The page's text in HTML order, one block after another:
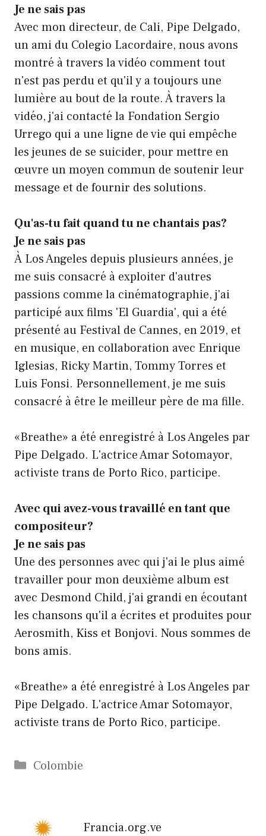
Je ne sais pas
Avec mon directeur, de Cali, Pipe Delgado,
un ami du Colegio Lacordaire, nous avons
montré à travers la vidéo comment tout
n'est pas perdu et qu'il y a toujours une
lumière au bout de la route. À travers la
vidéo, j'ai contacté la Fondation Sergio
Urrego qui a une ligne de vie qui empêche
les jeunes de se suicider, pour mettre en
œuvre un moyen commun de soutenir leur
message et de fournir des solutions.
Qu'as-tu fait quand tu ne chantais pas?
Je ne sais pas
À Los Angeles depuis plusieurs années, je
me suis consacré à exploiter d'autres
passions comme la cinématographie, j'ai
participé aux films 'El Guardia', qui a été
présenté au Festival de Cannes, en 2019, et
en musique, en collaboration avec Enrique
Iglesias, Ricky Martin, Tommy Torres et
Luis Fonsi. Personnellement, je me suis
consacré à être le meilleur père de ma fille.
«Breathe» a été enregistré à Los Angeles par
Pipe Delgado. L'actrice Amar Sotomayor,
activiste trans de Porto Rico, participe.
Avec qui avez-vous travaillé en tant que
compositeur?
Je ne sais pas
Une des personnes avec qui j'ai le plus aimé
travailler pour mon deuxième album est
avec Desmond Child, j'ai grandi en écoutant
les chansons qu'il a écrites et produites pour
Aerosmith, Kiss et Bonjovi. Nous sommes de
bons amis.
«Breathe» a été enregistré à Los Angeles par
Pipe Delgado. L'actrice Amar Sotomayor,
activiste trans de Porto Rico, participe.
Catégories
Colombie
Francia.org.ve